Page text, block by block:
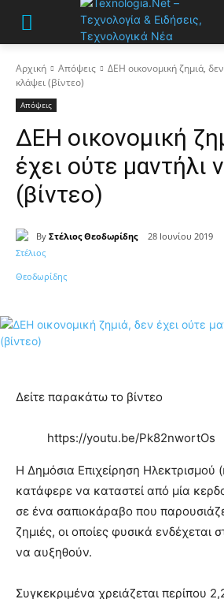
Αρχική Απόψεις
ΔΕΗ οικονομική ζημιά,
κλάψει (βίντεο)
Απόψεις
ΔΕΗ οικονομική
έχει ούτε μαντήλι
(βίντεο)
By Στέλιος Θεοδωρίδης 28 Ιουνίου 2019
Δείτε παρακάτω το βίντεο
https://youtu.be/Pk82nwortOs
Η Δημόσια Επιχείρηση Ηλεκτρισμού
κατάφερε να καταστεί από μία
σε ένα σαπιοκάραβο που
ζημιές, οι οποίες φυσικά ενδέχεται
να αυξηθούν.
Συγκεκριμένα χρειάζεται περίπου